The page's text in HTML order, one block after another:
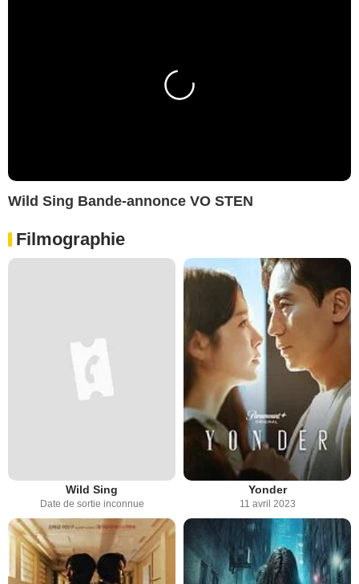
Wild Sing Bande-annonce VO STEN
Filmographie
Wild Sing
Date de sortie inconnue
Yonder
11 avril 2023